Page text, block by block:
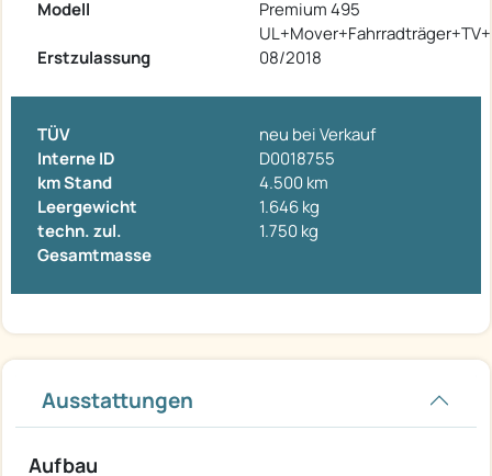
Modell
Premium 495
Erstzulassung
08/2018
TÜV
neu bei Verkauf
Interne ID
D0018755
km Stand
4.500 km
Leergewicht
1.646 kg
techn. zul.
Gesamtmasse
1.750 kg
Ausstattungen
Aufbau